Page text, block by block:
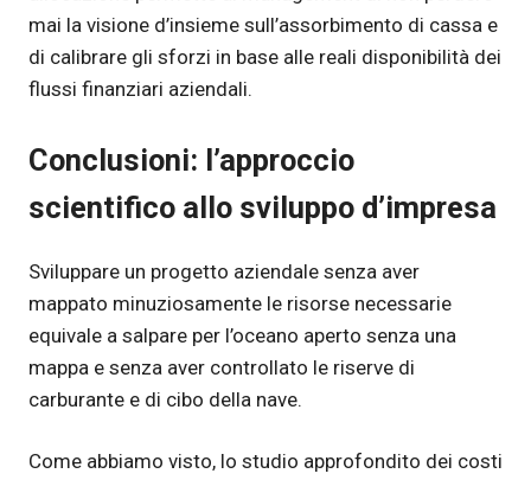
mai la visione d’insieme sull’assorbimento di cassa e
di calibrare gli sforzi in base alle reali disponibilità dei
flussi finanziari aziendali.
Conclusioni: l’approccio
scientifico allo sviluppo d’impresa
Sviluppare un progetto aziendale senza aver
mappato minuziosamente le risorse necessarie
equivale a salpare per l’oceano aperto senza una
mappa e senza aver controllato le riserve di
carburante e di cibo della nave.
Come abbiamo visto, lo studio approfondito dei costi